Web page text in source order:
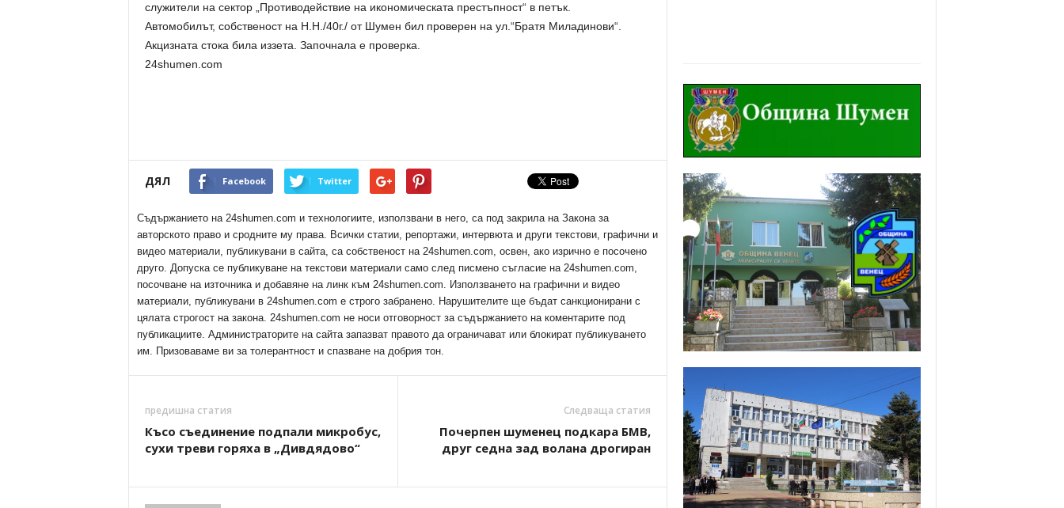
служители на сектор „Противодействие на икономическата престъпност“ в петък.
Автомобилът, собственост на Н.Н./40г./ от Шумен бил проверен на ул.“Братя Миладинови“.
Акцизната стока била иззета. Започнала е проверка.
24shumen.com
ДЯЛ Facebook Twitter
Съдържанието на 24shumen.com и технологиите, използвани в него, са под закрила на Закона за
авторското право и сродните му права. Всички статии, репортажи, интервюта и други текстови, графични и
видео материали, публикувани в сайта, са собственост на 24shumen.com, освен, ако изрично е посочено
друго. Допуска се публикуване на текстови материали само след писмено съгласие на 24shumen.com,
посочване на източника и добавяне на линк към 24shumen.com. Използването на графични и видео
материали, публикувани в 24shumen.com е строго забранено. Нарушителите ще бъдат санкционирани с
цялата строгост на закона. 24shumen.com не носи отговорност за съдържанието на коментарите под
публикациите. Администраторите на сайта запазват правото да ограничават или блокират публикуването
им. Призоваваме ви за толерантност и спазване на добрия тон.
предишна статия
Късо съединение подпали микробус,
сухи треви горяха в „Дивдядово“
Следваща статия
Почерпен шуменец подкара БМВ,
друг седна зад волана дрогиран